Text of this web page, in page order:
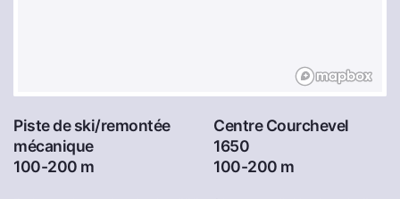
Piste de ski/remontée
mécanique
100-200 m
Centre Courchevel
1650
100-200 m